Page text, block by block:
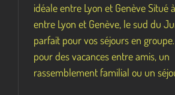
idéale entre Lyon et Genève Situé
entre Lyon et Genève, le sud du
parfait pour vos séjours en
pour des vacances entre amis, un
rassemblement familial ou un